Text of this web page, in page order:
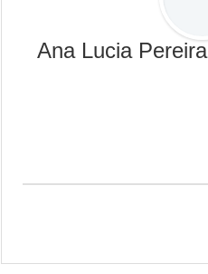
Ana Lucia Pereira